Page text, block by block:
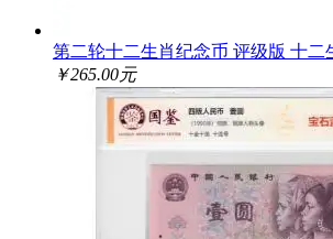
第二轮十二生肖纪念币 评级版 十二
￥265.00元